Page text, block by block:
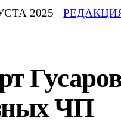
2025
ЧП